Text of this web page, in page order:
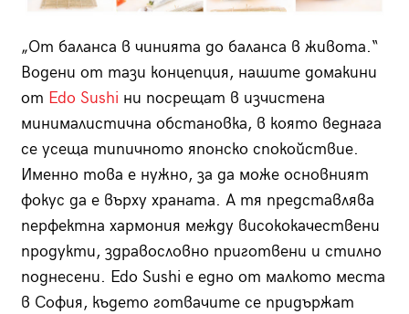
„От баланса в чинията до баланса в живота.“
Водени от тази концепция, нашите домакини
от Edo Sushi ни посрещат в изчистена
минималистична обстановка, в която веднага
се усеща типичното японско спокойствие.
Именно това е нужно, за да може основният
фокус да е върху храната. А тя представлява
перфектна хармония между висококачествени
продукти, здравословно приготвени и стилно
поднесени. Edo Sushi е едно от малкото места
в София, където готвачите се придържат